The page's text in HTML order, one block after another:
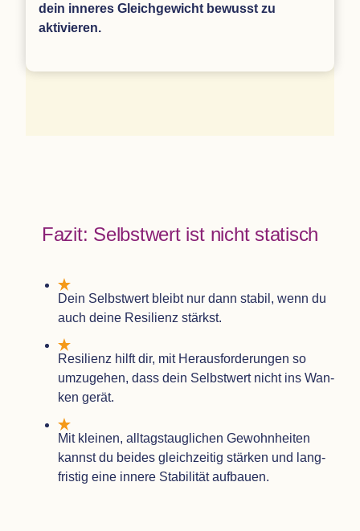
dein inne­res Gleich­ge­wicht bewusst zu
aktivieren.
Fazit: Selbst­wert ist nicht statisch
Dein Selbst­wert bleibt nur dann sta­bil, wenn du
auch deine Resi­li­enz stärkst.
Resi­li­enz hilft dir, mit Her­aus­for­de­run­gen so
umzu­ge­hen, dass dein Selbst­wert nicht ins Wan­
ken gerät.
Mit klei­nen, all­tags­taug­li­chen Gewohn­hei­ten
kannst du bei­des gleich­zei­tig stär­ken und lang­
fris­tig eine innere Sta­bi­li­tät aufbauen.